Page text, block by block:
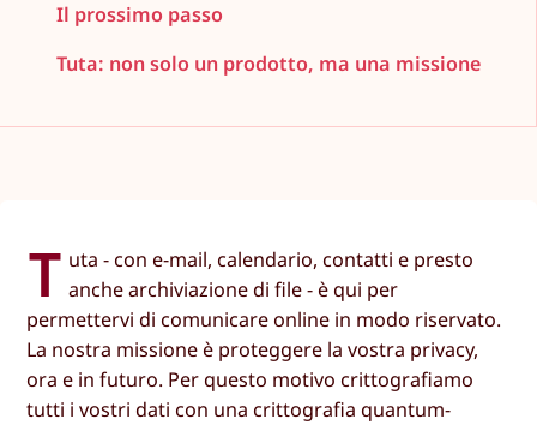
Il prossimo passo
Tuta: non solo un prodotto, ma una missione
T uta - con e-mail, calendario, contatti e presto
anche archiviazione di file - è qui per
permettervi di comunicare online in modo riservato.
La nostra missione è proteggere la vostra privacy,
ora e in futuro. Per questo motivo crittografiamo
tutti i vostri dati con una crittografia quantum-